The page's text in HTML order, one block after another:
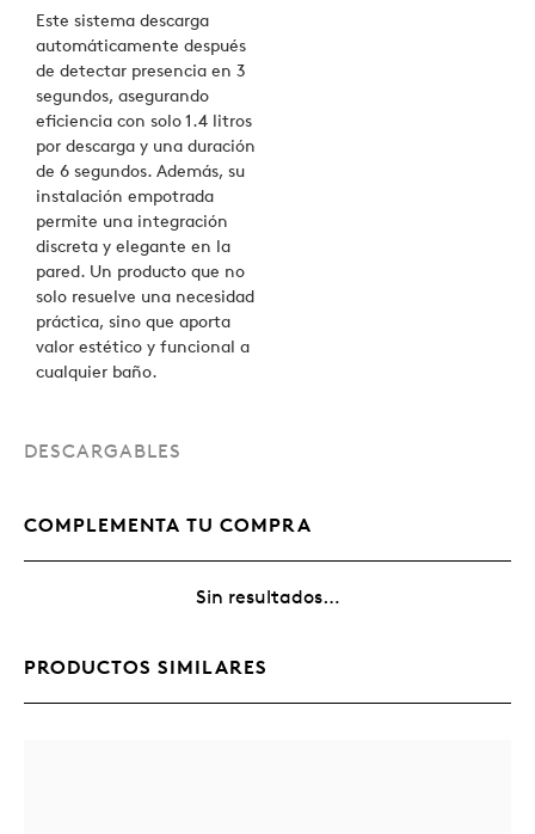
DESCARGABLES
Este sistema descarga
automáticamente después
de detectar presencia en 3
segundos, asegurando
eficiencia con solo 1.4 litros
por descarga y una duración
de 6 segundos. Además, su
instalación empotrada
permite una integración
discreta y elegante en la
pared. Un producto que no
solo resuelve una necesidad
práctica, sino que aporta
valor estético y funcional a
cualquier baño.
COMPLEMENTA TU COMPRA
Sin resultados…
PRODUCTOS SIMILARES